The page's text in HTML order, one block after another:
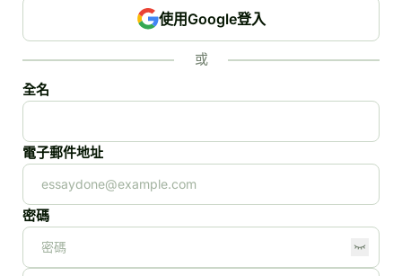
使用Google登入
或
全名
電子郵件地址
密碼